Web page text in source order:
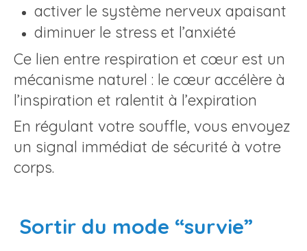
activer le système nerveux apaisant
diminuer le stress et l’anxiété
Ce lien entre respiration et cœur est un
mécanisme naturel : le cœur accélère à
l’inspiration et ralentit à l’expiration
En régulant votre souffle, vous envoyez
un signal immédiat de sécurité à votre
corps.
Sortir du mode “survie”